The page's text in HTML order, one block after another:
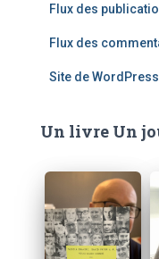
Flux des
Flux des
Site de
Un livre Un